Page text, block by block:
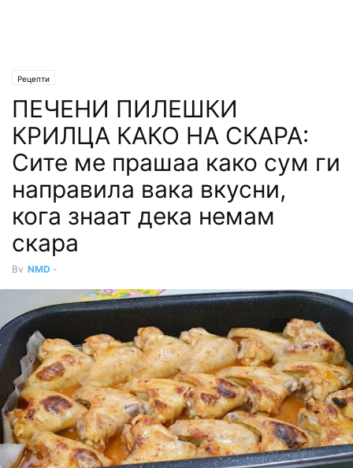
Рецепти
ПЕЧЕНИ ПИЛЕШКИ
КРИЛЦА КАКО НА СКАРА:
Сите ме прашаа како сум ги
направила вака вкусни,
кога знаат дека немам
скара
By NMD -